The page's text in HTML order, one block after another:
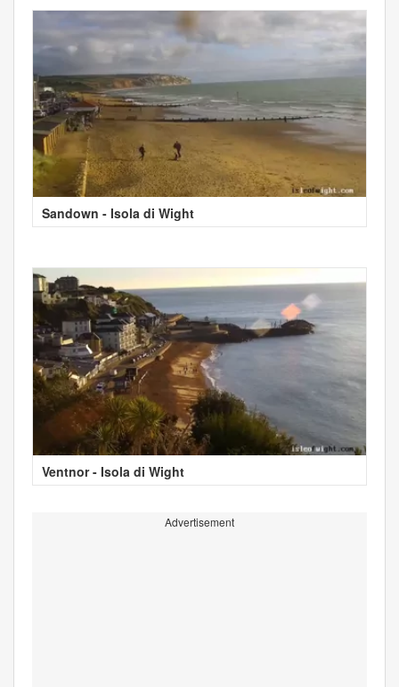
Sandown - Isola di Wight
Ventnor - Isola di Wight
Advertisement